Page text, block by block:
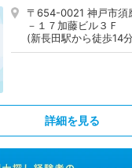
〒654-0021 神戸市須
－１７加藤ビル３Ｆ
(新長田駅から徒歩14
詳細を見る